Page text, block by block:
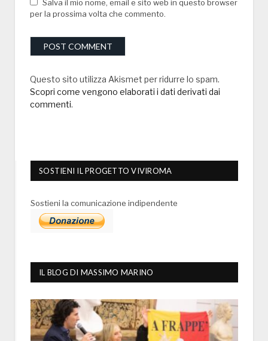
Salva il mio nome, email e sito web in questo browser
per la prossima volta che commento.
Questo sito utilizza Akismet per ridurre lo spam.
Scopri come vengono elaborati i dati derivati dai
commenti.
SOSTIENI IL PROGETTO VIVIROMA
Sostieni la comunicazione indipendente
IL BLOG DI MASSIMO MARINO